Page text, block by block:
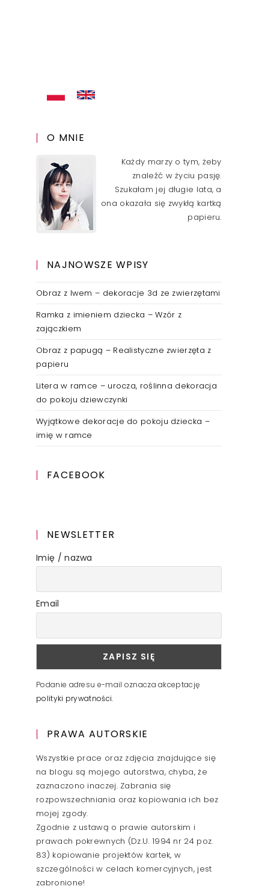
O MNIE
Każdy marzy o tym, żeby
znaleźć w życiu pasję.
Szukałam jej długie lata, a
ona okazała się zwykłą kartką
papieru.
NAJNOWSZE WPISY
Obraz z lwem – dekoracje 3d ze zwierzętami
Ramka z imieniem dziecka – Wzór z
zajączkiem
Obraz z papugą – Realistyczne zwierzęta z
papieru
Litera w ramce – urocza, roślinna dekoracja
do pokoju dziewczynki
Wyjątkowe dekoracje do pokoju dziecka –
imię w ramce
FACEBOOK
NEWSLETTER
Imię / nazwa
Email
Podanie adresu e-mail oznacza akceptację
polityki prywatności.
PRAWA AUTORSKIE
Wszystkie prace oraz zdjęcia znajdujące się
na blogu są mojego autorstwa, chyba, że
zaznaczono inaczej. Zabrania się
rozpowszechniania oraz kopiowania ich bez
mojej zgody.
Zgodnie z ustawą o prawie autorskim i
prawach pokrewnych (Dz.U. 1994 nr 24 poz.
83) kopiowanie projektów kartek, w
szczególności w celach komercyjnych, jest
zabronione!